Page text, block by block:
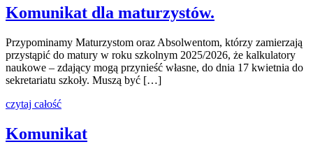
Komunikat dla maturzystów.
Przypominamy Maturzystom oraz Absolwentom, którzy zamierzają
przystąpić do matury w roku szkolnym 2025/2026, że kalkulatory
naukowe – zdający mogą przynieść własne, do dnia 17 kwietnia do
sekretariatu szkoły. Muszą być […]
czytaj całość
Komunikat